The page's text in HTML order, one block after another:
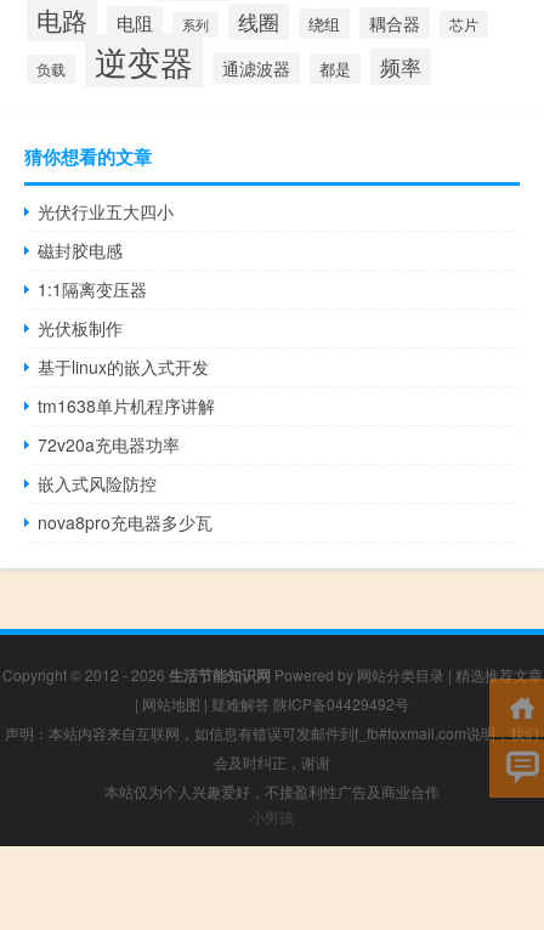
电路 电阻 系列 线圈 绕组 耦合器 芯片
负载 逆变器 通滤波器 都是 频率
猜你想看的文章
光伏行业五大四小
磁封胶电感
1:1隔离变压器
光伏板制作
基于linux的嵌入式开发
tm1638单片机程序讲解
72v20a充电器功率
嵌入式风险防控
nova8pro充电器多少瓦
Copyright © 2012 - 2026 生活节能知识网 Powered by 网站分类目录 | 精选推荐文章
| 网站地图 | 疑难解答 陕ICP备04429492号
声明：本站内容来自互联网，如信息有错误可发邮件到f_fb#foxmail.com说明，我们
会及时纠正，谢谢
本站仅为个人兴趣爱好，不接盈利性广告及商业合作
小男孩